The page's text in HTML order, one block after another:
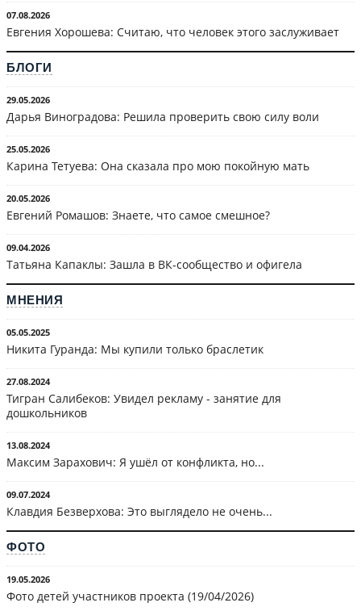
07.08.2026
Евгения Хорошева: Считаю, что человек этого заслуживает
БЛОГИ
29.05.2026
Дарья Виноградова: Решила проверить свою силу воли
25.05.2026
Карина Тетуева: Она сказала про мою покойную мать
20.05.2026
Евгений Ромашов: Знаете, что самое смешное?
09.04.2026
Татьяна Капаклы: Зашла в ВК-сообщество и офигела
МНЕНИЯ
05.05.2025
Никита Гуранда: Мы купили только браслетик
27.08.2024
Тигран Салибеков: Увидел рекламу - занятие для
дошкольников
13.08.2024
Максим Зарахович: Я ушёл от конфликта, но...
09.07.2024
Клавдия Безверхова: Это выглядело не очень...
ФОТО
19.05.2026
Фото детей участников проекта (19/04/2026)